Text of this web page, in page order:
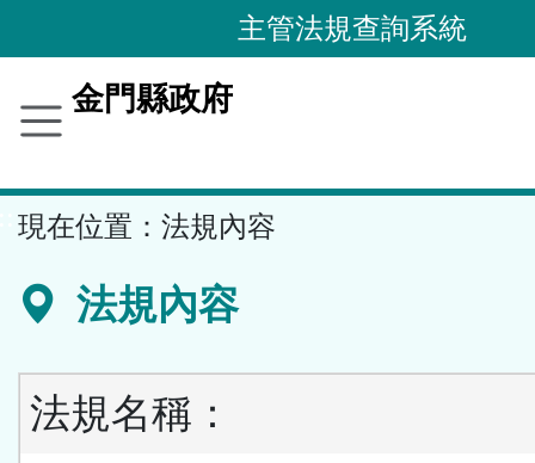
到
要
容
區
主管法規查詢系統
金門縣政府
現在位置： 法規內容
法規內容
法規名稱：